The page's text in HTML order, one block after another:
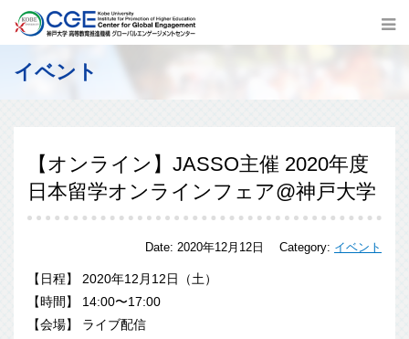
イベント
【オンライン】JASSO主催 2020年度
日本留学オンラインフェア@神戸大学
Date:2020年12月12日 Category: イベント
【日程】 2020年12月12日（土）
【時間】 14:00〜17:00
【会場】 ライブ配信